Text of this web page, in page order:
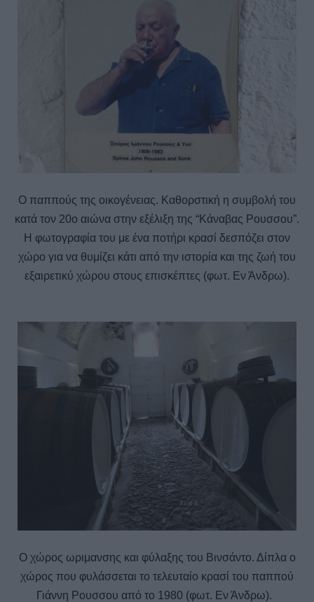
Ο παππούς της οικογένειας. Καθορστική η συμβολή του
κατά τον 20ο αιώνα στην εξέλιξη της “Κάναβας Ρουσσου”.
Η φωτογραφία του με ένα ποτήρι κρασί δεσπόζει στον
χώρο για να θυμίζει κάτι από την ιστορία και της ζωή του
εξαιρετικύ χώρου στους επισκέπτες (φωτ. Εν Άνδρω).
Ο χώρος ωριμανσης και φύλαξης του Βινσάντο. Δίπλα ο
χώρος που φυλάσσεται το τελευταίο κρασί του παππού
Γιάννη Ρουσσου από το 1980 (φωτ. Εν Άνδρω).